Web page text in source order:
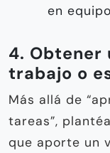
en
4. Obtener
trabajo o
Más allá de
tareas”,
que aporte un